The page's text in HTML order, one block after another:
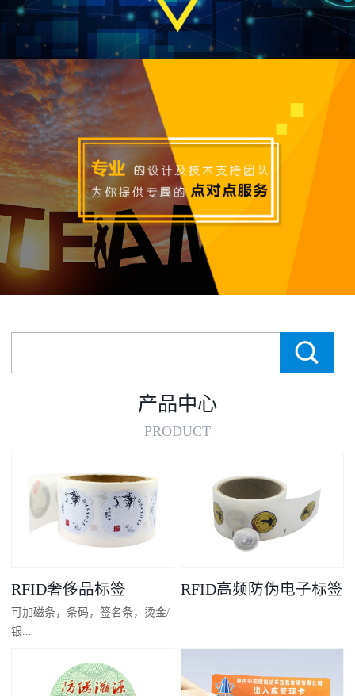
产品中心
PRODUCT
RFID奢侈品标签
可加磁条，条码，签名条，烫金/
银...
凸码，金/银底
RFID高频防伪电子标签